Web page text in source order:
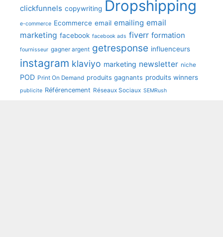
clickfunnels copywriting Dropshipping
e-commerce Ecommerce email emailing email
marketing facebook facebook ads fiverr formation
fournisseur gagner argent getresponse influenceurs
instagram klaviyo marketing newsletter niche
POD Print On Demand produits gagnants produits winners
publicite Référencement Réseaux Sociaux SEMRush